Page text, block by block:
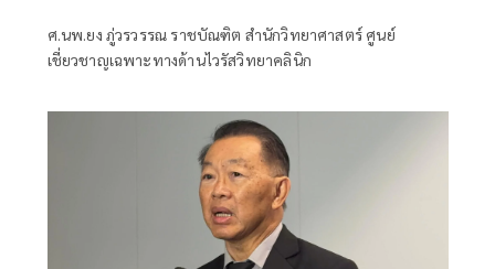
ศ.นพ.ยง ภู่วรวรรณ ราชบัณฑิต สำนักวิทยาศาสตร์ ศูนย์
เชี่ยวชาญเฉพาะทางด้านไวรัสวิทยาคลินิก